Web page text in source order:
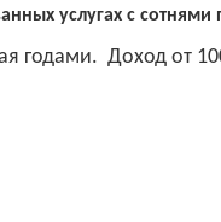
услугах с
годами. Доход от